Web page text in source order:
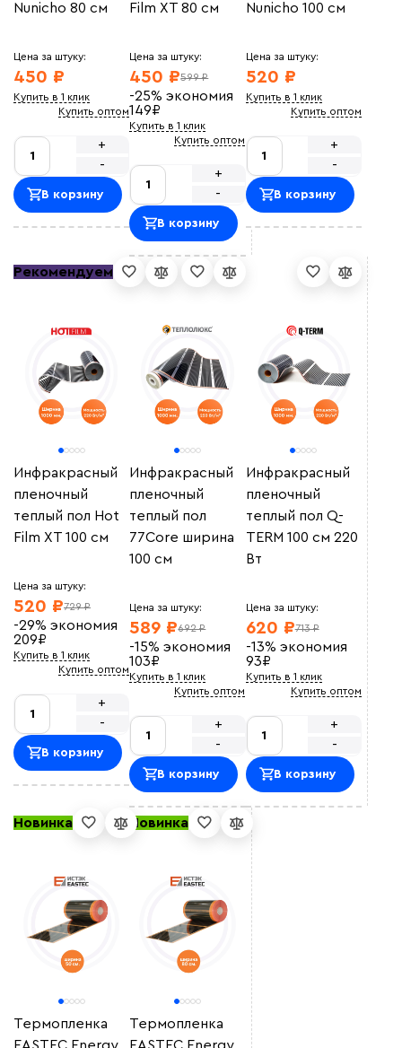
Nunicho 80 см
Цена за штуку:
450 ₽
Купить в 1 клик
Купить оптом
-
+
В корзину
Film XT 80 см
Цена за штуку:
599 ₽
450 ₽
-25% экономия
149₽
Купить в 1 клик
Купить оптом
-
+
В корзину
Nunicho 100 см
Цена за штуку:
520 ₽
Купить в 1 клик
Купить оптом
-
+
В корзину
Рекомендуем
Инфракрасный
пленочный
теплый пол Hot
Film XT 100 см
Цена за штуку:
729 ₽
520 ₽
-29% экономия
209₽
Купить в 1 клик
Купить оптом
-
+
В корзину
Инфракрасный
пленочный
теплый пол
77Core ширина
100 см
Цена за штуку:
692 ₽
589 ₽
-15% экономия
103₽
Купить в 1 клик
Купить оптом
-
+
В корзину
Инфракрасный
пленочный
теплый пол Q-
TERM 100 см 220
Вт
Цена за штуку:
713 ₽
620 ₽
-13% экономия
93₽
Купить в 1 клик
Купить оптом
-
+
В корзину
Новинка
Термопленка
Новинка
Термопленка